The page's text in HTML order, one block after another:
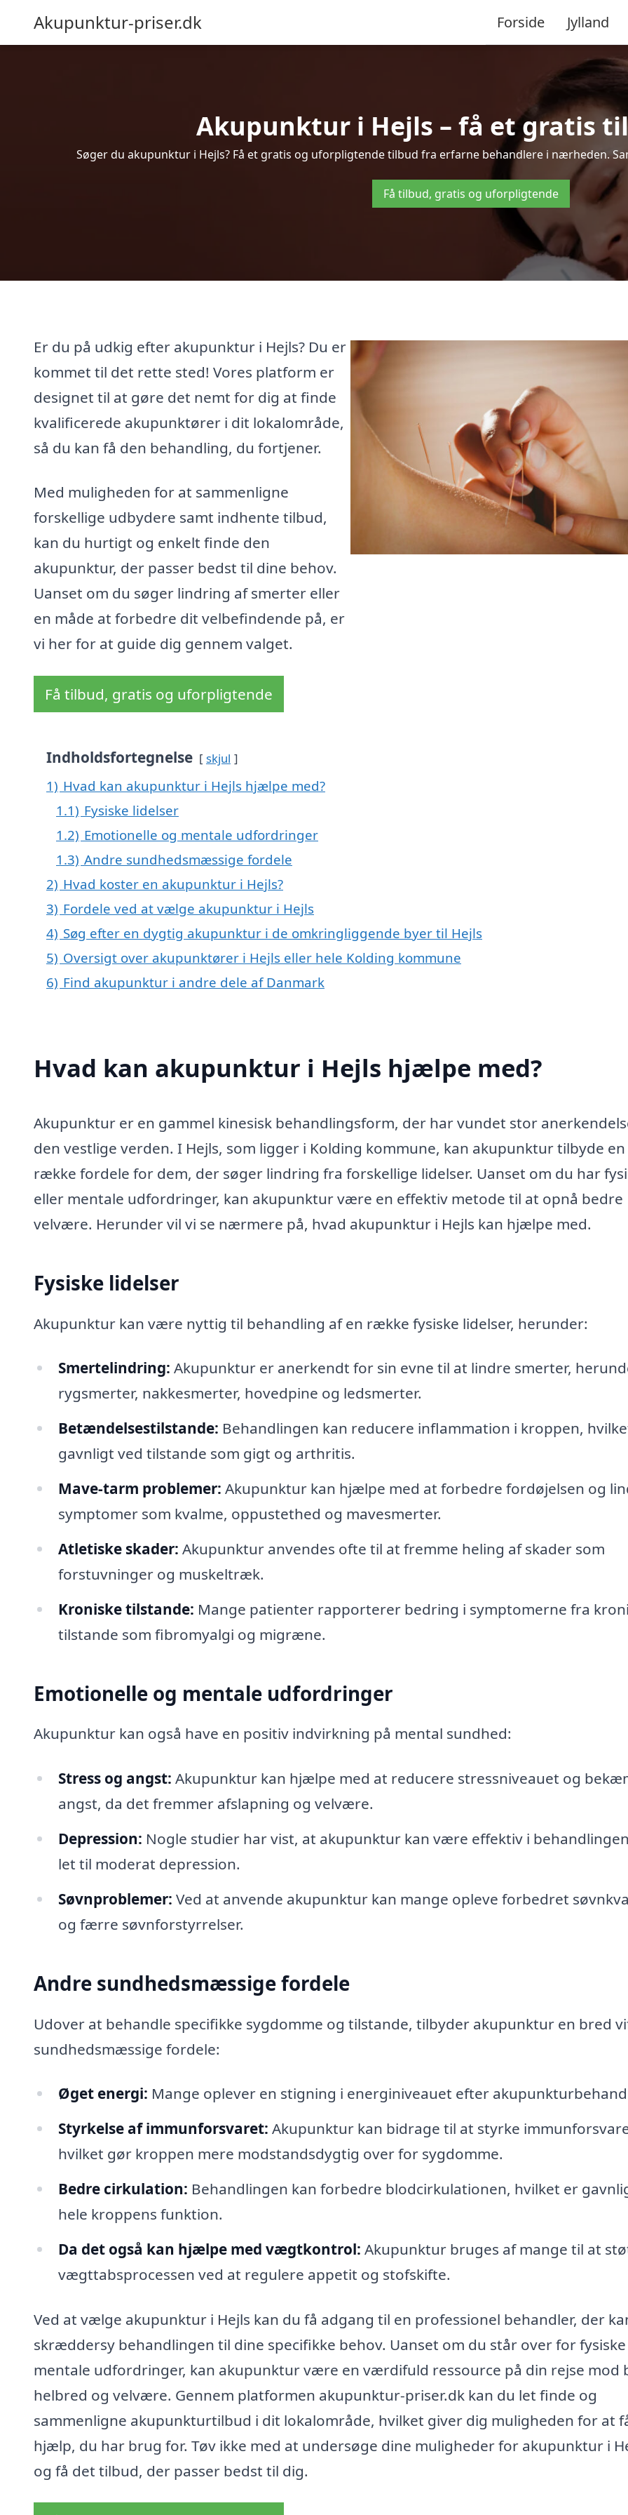
Akupunktur-priser.dk Forside Jylland
Akupunktur i Hejls – få et gratis
Søger du akupunktur i Hejls? Få et gratis og uforpligtende tilbud fra erfarne behandlere i nærheden.
Få tilbud, gratis og uforpligtende
Er du på udkig efter akupunktur i Hejls? Du er
kommet til det rette sted! Vores platform er
designet til at gøre det nemt for dig at finde
kvalificerede akupunktører i dit lokalområde,
så du kan få den behandling, du fortjener.
Med muligheden for at sammenligne
forskellige udbydere samt indhente tilbud,
kan du hurtigt og enkelt finde den
akupunktur, der passer bedst til dine behov.
Uanset om du søger lindring af smerter eller
en måde at forbedre dit velbefindende på, er
vi her for at guide dig gennem valget.
Få tilbud, gratis og uforpligtende
Indholdsfortegnelse skjul
1) Hvad kan akupunktur i Hejls hjælpe med?
1.1) Fysiske lidelser
1.2) Emotionelle og mentale udfordringer
1.3) Andre sundhedsmæssige fordele
2) Hvad koster en akupunktur i Hejls?
3) Fordele ved at vælge akupunktur i Hejls
4) Søg efter en dygtig akupunktur i de omkringliggende byer til Hejls
5) Oversigt over akupunktører i Hejls eller hele Kolding kommune
6) Find akupunktur i andre dele af Danmark
Hvad kan akupunktur i Hejls hjælpe med?
Akupunktur er en gammel kinesisk behandlingsform, der har vundet stor
den vestlige verden. I Hejls, som ligger i Kolding kommune, kan akupunktur tilbyde en
række fordele for dem, der søger lindring fra forskellige lidelser. Uanset om du har
eller mentale udfordringer, kan akupunktur være en effektiv metode til at opnå bedre
velvære. Herunder vil vi se nærmere på, hvad akupunktur i Hejls kan hjælpe med.
Fysiske lidelser
Akupunktur kan være nyttig til behandling af en række fysiske lidelser, herunder:
Smertelindring: Akupunktur er anerkendt for sin evne til at lindre smerter,
rygsmerter, nakkesmerter, hovedpine og ledsmerter.
Betændelsestilstande: Behandlingen kan reducere inflammation i kroppen,
gavnligt ved tilstande som gigt og arthritis.
Mave-tarm problemer: Akupunktur kan hjælpe med at forbedre fordøjelsen og
symptomer som kvalme, oppustethed og mavesmerter.
Atletiske skader: Akupunktur anvendes ofte til at fremme heling af skader som
forstuvninger og muskeltræk.
Kroniske tilstande: Mange patienter rapporterer bedring i symptomerne fra
tilstande som fibromyalgi og migræne.
Emotionelle og mentale udfordringer
Akupunktur kan også have en positiv indvirkning på mental sundhed:
Stress og angst: Akupunktur kan hjælpe med at reducere stressniveauet og
angst, da det fremmer afslapning og velvære.
Depression: Nogle studier har vist, at akupunktur kan være effektiv i
let til moderat depression.
Søvnproblemer: Ved at anvende akupunktur kan mange opleve forbedret
og færre søvnforstyrrelser.
Andre sundhedsmæssige fordele
Udover at behandle specifikke sygdomme og tilstande, tilbyder akupunktur en bred
sundhedsmæssige fordele:
Øget energi: Mange oplever en stigning i energiniveauet efter
Styrkelse af immunforsvaret: Akupunktur kan bidrage til at styrke
hvilket gør kroppen mere modstandsdygtig over for sygdomme.
Bedre cirkulation: Behandlingen kan forbedre blodcirkulationen, hvilket er
hele kroppens funktion.
Da det også kan hjælpe med vægtkontrol: Akupunktur bruges af mange til at
vægttabsprocessen ved at regulere appetit og stofskifte.
Ved at vælge akupunktur i Hejls kan du få adgang til en professionel behandler, der
skræddersy behandlingen til dine specifikke behov. Uanset om du står over for
mentale udfordringer, kan akupunktur være en værdifuld ressource på din rejse mod
helbred og velvære. Gennem platformen akupunktur-priser.dk kan du let finde og
sammenligne akupunkturtilbud i dit lokalområde, hvilket giver dig muligheden for at
hjælp, du har brug for. Tøv ikke med at undersøge dine muligheder for akupunktur i
og få det tilbud, der passer bedst til dig.